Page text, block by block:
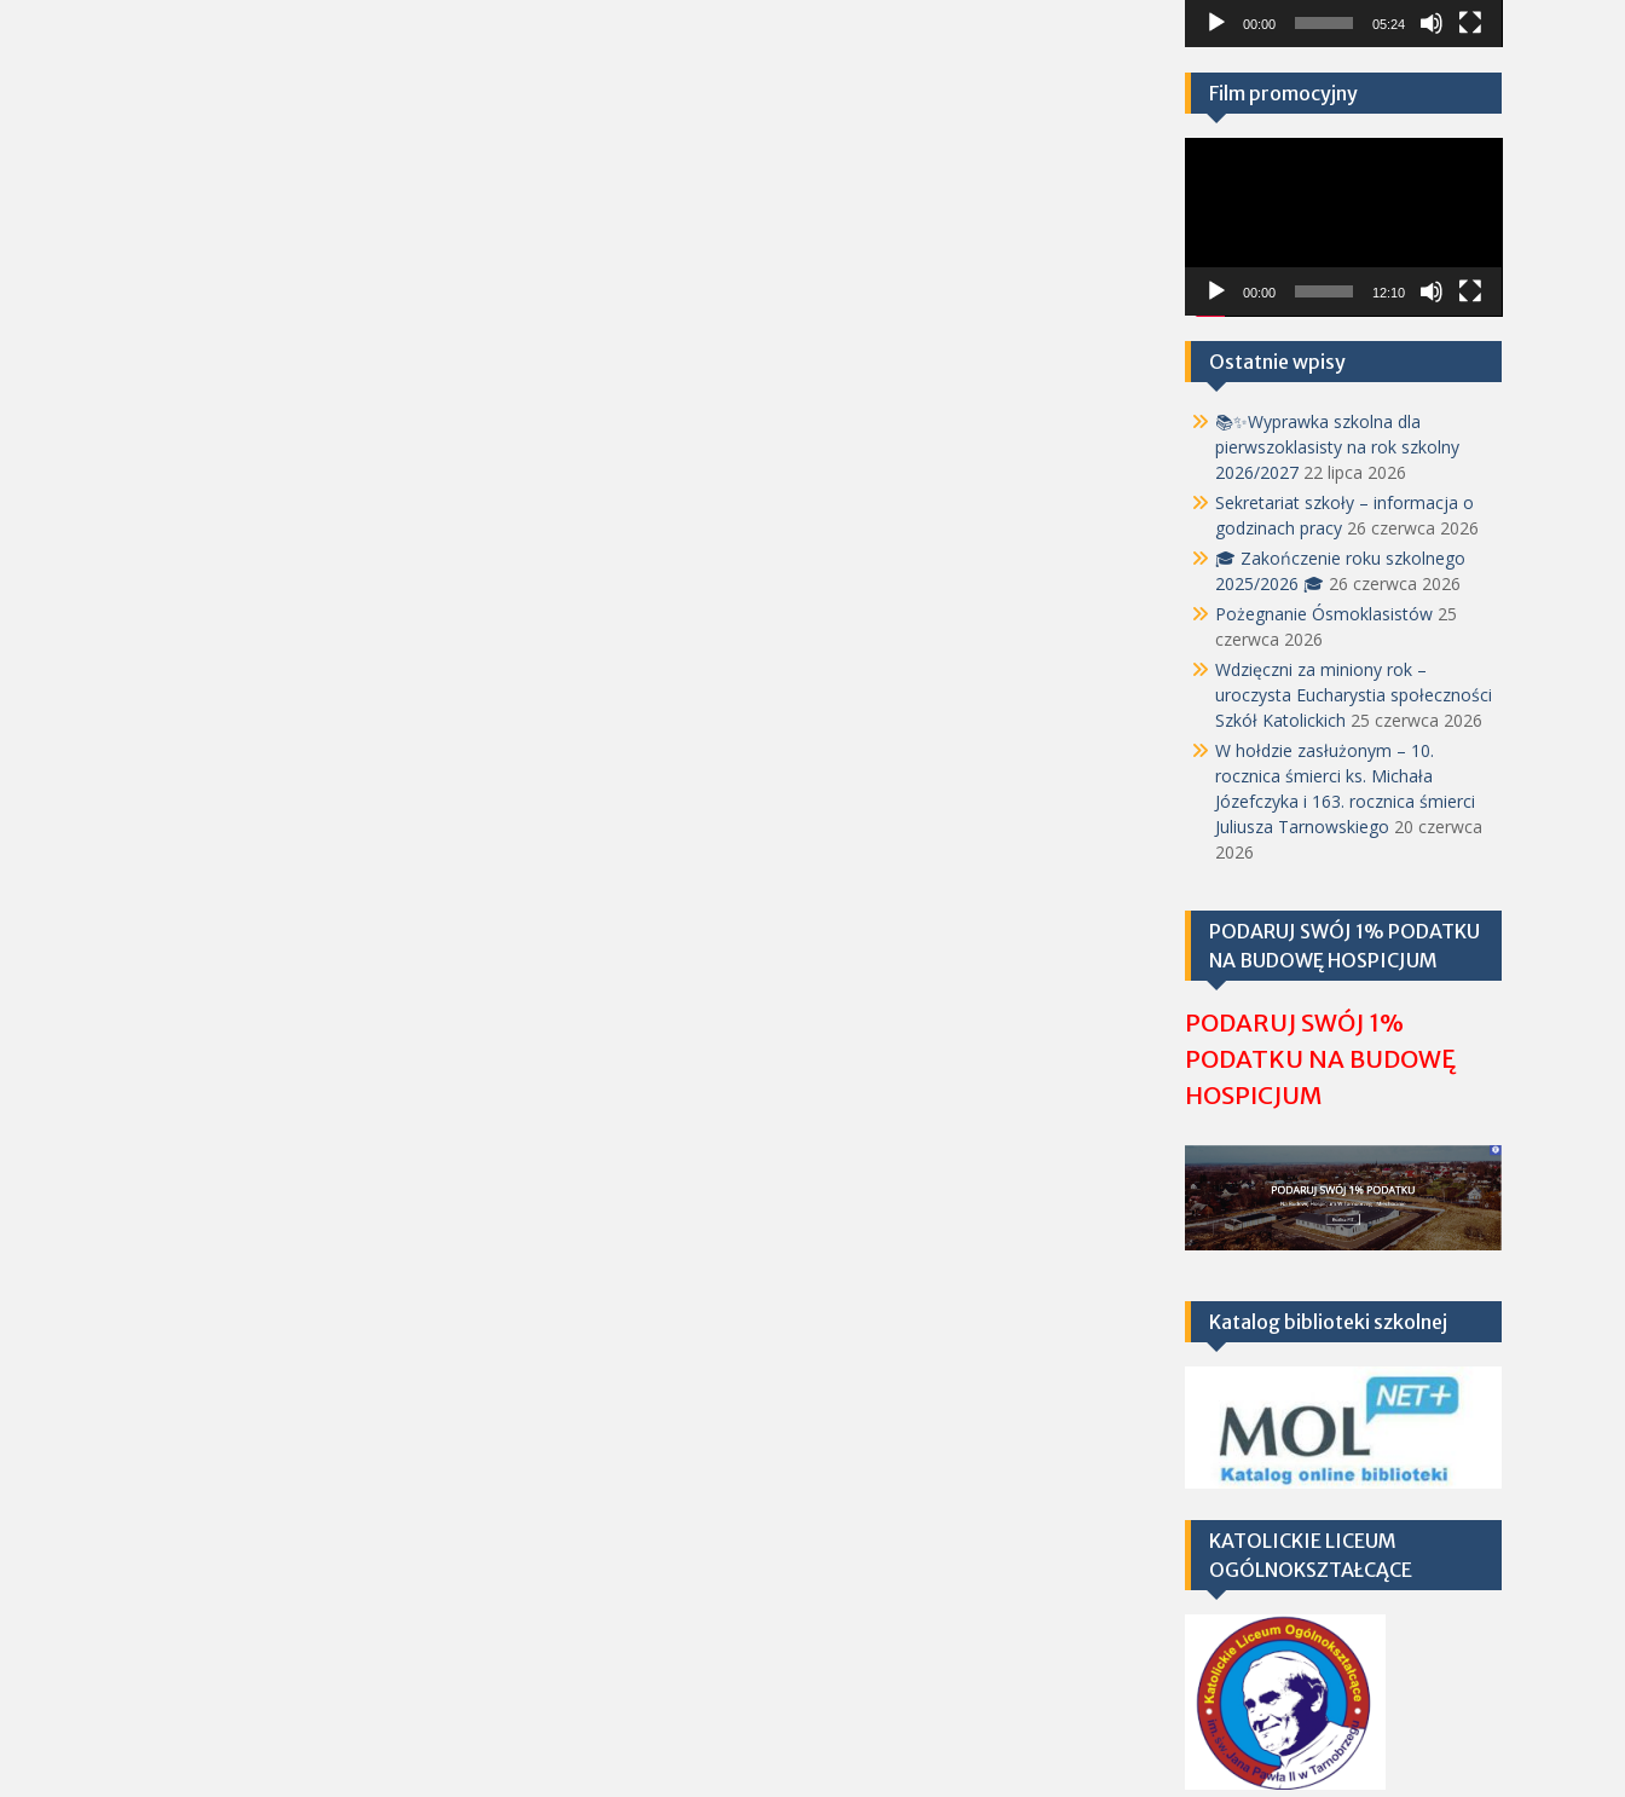
00:00 05:24
Film promocyjny
00:00 12:10
Ostatnie wpisy
📚✨Wyprawka szkolna dla
pierwszoklasisty na rok szkolny
2026/2027 22 lipca 2026
Sekretariat szkoły – informacja o
godzinach pracy 26 czerwca 2026
🎓 Zakończenie roku szkolnego
2025/2026 🎓 26 czerwca 2026
Pożegnanie Ósmoklasistów 25
czerwca 2026
Wdzięczni za miniony rok –
uroczysta Eucharystia społeczności
Szkół Katolickich 25 czerwca 2026
W hołdzie zasłużonym – 10.
rocznica śmierci ks. Michała
Józefczyka i 163. rocznica śmierci
Juliusza Tarnowskiego 20 czerwca
2026
PODARUJ SWÓJ 1% PODATKU
NA BUDOWĘ HOSPICJUM
PODARUJ SWÓJ 1%
PODATKU NA BUDOWĘ
HOSPICJUM
Katalog biblioteki szkolnej
KATOLICKIE LICEUM
OGÓLNOKSZTAŁCĄCE